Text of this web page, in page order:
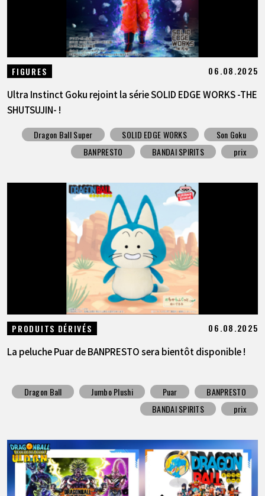
FIGURES 06.08.2025
Ultra Instinct Goku rejoint la série SOLID EDGE WORKS -THE
SHUTSUJIN- !
Dragon Ball Super SOLID EDGE WORKS
Son Goku
BANPRESTO
BANDAI SPIRITS prix
PRODUITS DÉRIVÉS 06.08.2025
La peluche Puar de BANPRESTO sera bientôt disponible !
Dragon Ball Jumbo Plushi Puar
BANPRESTO
BANDAI SPIRITS
prix